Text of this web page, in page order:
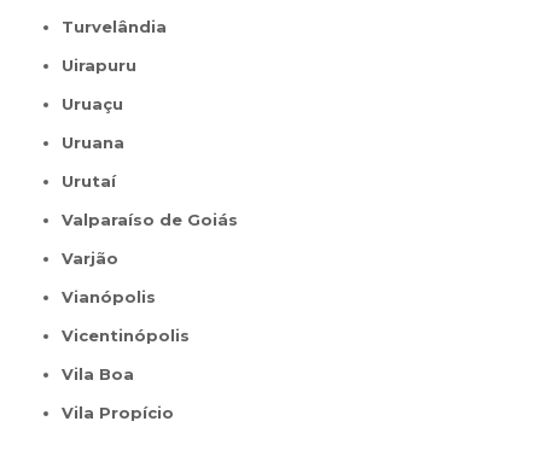
Turvelândia
Uirapuru
Uruaçu
Uruana
Urutaí
Valparaíso de Goiás
Varjão
Vianópolis
Vicentinópolis
Vila Boa
Vila Propício